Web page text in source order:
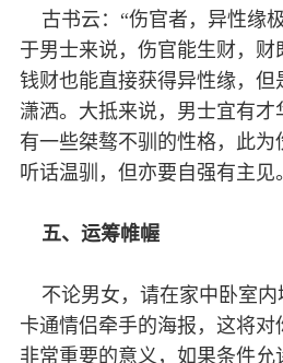
古书云：“伤官者，异性缘
于男士来说，伤官能生财，财
钱财也能直接获得异性缘，但
潇洒。大抵来说，男士宜有才
有一些桀骜不驯的性格，此为
听话温驯，但亦要自强有主见。
五、运筹帷幄
不论男女，请在家中卧室内
卡通情侣牵手的海报，这将对
非常重要的意义，如果条件允